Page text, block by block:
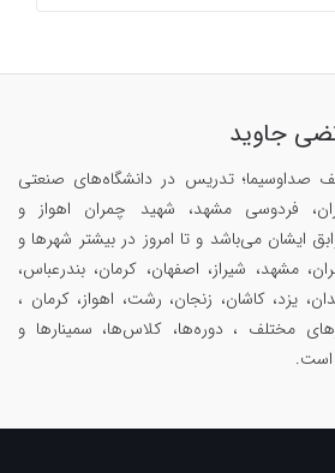
جاوید
صداوسیما؛ تدریس در دانشگاه‌های صنعتی
فردوسی مشهد، شهید چمران اهواز و
ایشان می‌باشد و تا امروز در بیشتر شهرها و
مشهد، شیراز، اصفهان، کرمان، بندرعباس،
یزد، کاشان، زنجان، رشت، اهواز، کرمان ،
مختلف ، دوره‌ها، کلاس‌ها، سمینار‌ها و
است.